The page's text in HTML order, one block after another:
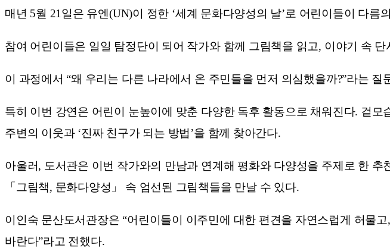
매년 5월 21일은 유엔(UN)이 정한 ‘세계 문화다양성의 날’로 어린이들이 다
참여 어린이들은 일일 탐정단이 되어 작가와 함께 그림책을 읽고, 이야기 속
이 과정에서 “왜 우리는 다른 나라에서 온 주민들을 먼저 의심했을까?”라는
특히 이번 강연은 어린이 눈높이에 맞춘 다양한 독후 활동으로 채워진다. 겉
주변의 이웃과 ‘진짜 친구가 되는 방법’을 함께 찾아간다.
아울러, 도서관은 이번 작가와의 만남과 연계해 평화와 다양성을 주제로 한
「그림책, 문화다양성」 속 엄선된 그림책들을 만날 수 있다.
이인숙 문산도서관장은 “어린이들이 이주민에 대한 편견을 자연스럽게 허물
바란다”라고 전했다.